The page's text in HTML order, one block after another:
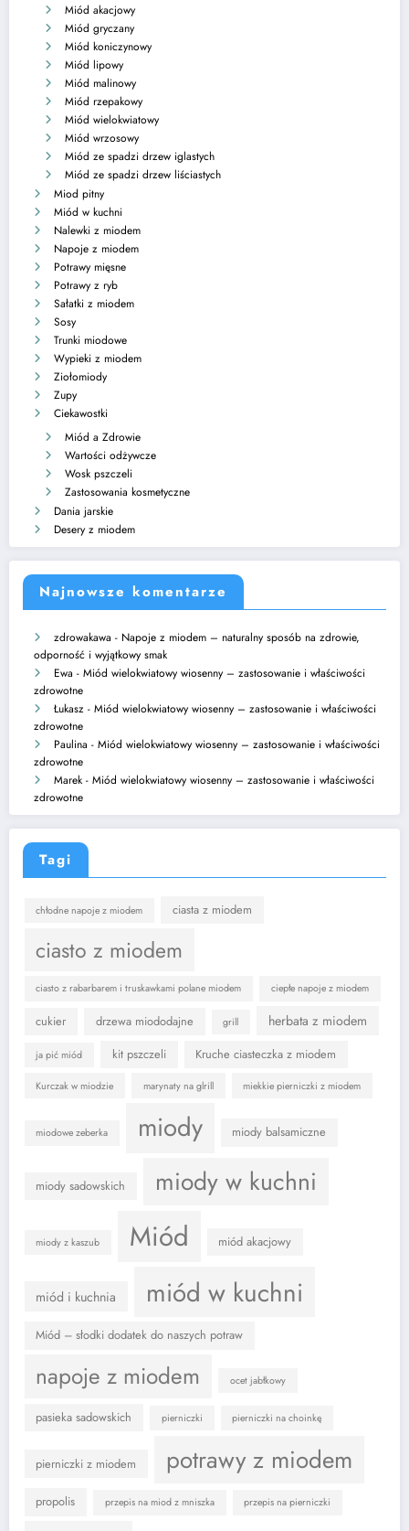
Miód akacjowy
Miód gryczany
Miód koniczynowy
Miód lipowy
Miód malinowy
Miód rzepakowy
Miód wielokwiatowy
Miód wrzosowy
Miód ze spadzi drzew iglastych
Miód ze spadzi drzew liściastych
Miod pitny
Miód w kuchni
Nalewki z miodem
Napoje z miodem
Potrawy mięsne
Potrawy z ryb
Sałatki z miodem
Sosy
Trunki miodowe
Wypieki z miodem
Ziołomiody
Zupy
Ciekawostki
Miód a Zdrowie
Wartości odżywcze
Wosk pszczeli
Zastosowania kosmetyczne
Dania jarskie
Desery z miodem
Najnowsze komentarze
zdrowakawa - Napoje z miodem – naturalny sposób na zdrowie,
odporność i wyjątkowy smak
Ewa - Miód wielokwiatowy wiosenny – zastosowanie i właściwości
zdrowotne
Łukasz - Miód wielokwiatowy wiosenny – zastosowanie i właściwości
zdrowotne
Paulina - Miód wielokwiatowy wiosenny – zastosowanie i właściwości
zdrowotne
Marek - Miód wielokwiatowy wiosenny – zastosowanie i właściwości
zdrowotne
Tagi
chłodne napoje z miodem ciasta z miodem
ciasto z miodem
ciasto z rabarbarem i truskawkami polane miodem ciepłe napoje z miodem
cukier drzewa miododajne grill herbata z miodem
ja pić miód kit pszczeli Kruche ciasteczka z miodem
Kurczak w miodzie marynaty na glrill miekkie pierniczki z miodem
miodowe zeberka miody miody balsamiczne
miody sadowskich miody w kuchni
miody z kaszub Miód miód akacjowy
miód i kuchnia miód w kuchni
Miód – słodki dodatek do naszych potraw
napoje z miodem ocet jabłkowy
pasieka sadowskich pierniczki pierniczki na choinkę
pierniczki z miodem potrawy z miodem
propolis przepis na miod z mniszka przepis na pierniczki